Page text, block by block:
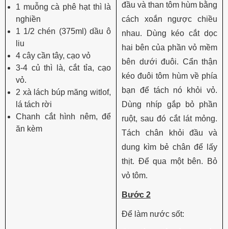
1 muỗng cà phê hạt thì là
nghiền
1 1/2 chén (375ml) dầu ô
liu
4 cây cần tây, cạo vỏ
3-4 củ thì là, cắt tỉa, cạo
vỏ.
2 xà lách búp măng witlof,
lá tách rời
Chanh cắt hình nêm, để
ăn kèm
đầu và than tôm hùm bằng
cách xoắn ngược chiều
nhau. Dùng kéo cắt dọc
hai bên của phần vỏ mềm
bên dưới đuôi. Cẩn thận
kéo đuôi tôm hùm về phía
bạn để tách nó khỏi vỏ.
Dùng nhíp gắp bỏ phần
ruột, sau đó cắt lát mỏng.
Tách chân khỏi đầu và
dung kìm bẻ chân để lấy
thịt. Để qua một bên. Bỏ
vỏ tôm.
Bước 2
Để làm nước sốt: